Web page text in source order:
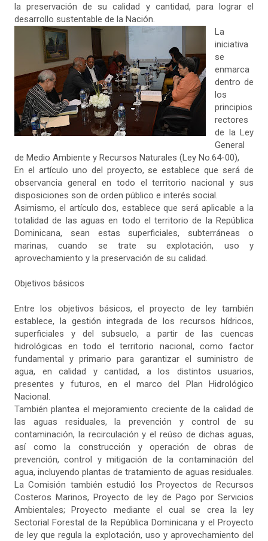
la preservación de su calidad y cantidad, para lograr el
desarrollo sustentable de la Nación.
La
iniciativa
se
enmarca
dentro de
los
principios
rectores
de la Ley
General
de Medio Ambiente y Recursos Naturales (Ley No.64-00),
En el artículo uno del proyecto, se establece que será de
observancia general en todo el territorio nacional y sus
disposiciones son de orden público e interés social.
Asimismo, el artículo dos, establece que será aplicable a la
totalidad de las aguas en todo el territorio de la República
Dominicana, sean estas superficiales, subterráneas o
marinas, cuando se trate su explotación, uso y
aprovechamiento y la preservación de su calidad.
Objetivos básicos
Entre los objetivos básicos, el proyecto de ley también
establece, la gestión integrada de los recursos hídricos,
superficiales y del subsuelo, a partir de las cuencas
hidrológicas en todo el territorio nacional, como factor
fundamental y primario para garantizar el suministro de
agua, en calidad y cantidad, a los distintos usuarios,
presentes y futuros, en el marco del Plan Hidrológico
Nacional.
También plantea el mejoramiento creciente de la calidad de
las aguas residuales, la prevención y control de su
contaminación, la recirculación y el reúso de dichas aguas,
así como la construcción y operación de obras de
prevención, control y mitigación de la contaminación del
agua, incluyendo plantas de tratamiento de aguas residuales.
La Comisión también estudió los Proyectos de Recursos
Costeros Marinos, Proyecto de ley de Pago por Servicios
Ambientales; Proyecto mediante el cual se crea la ley
Sectorial Forestal de la República Dominicana y el Proyecto
de ley que regula la explotación, uso y aprovechamiento del